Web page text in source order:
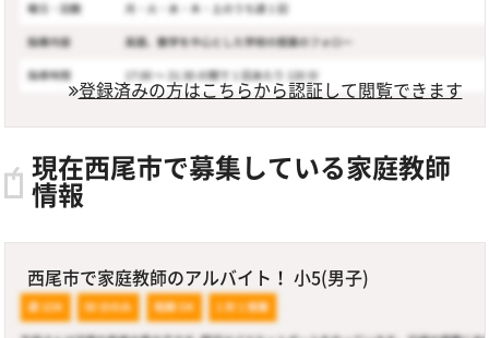
登録済みの方はこちらから認証して閲覧できます
現在西尾市で募集している家庭教師
情報
西尾市で家庭教師のアルバイト！ 小5(男子)